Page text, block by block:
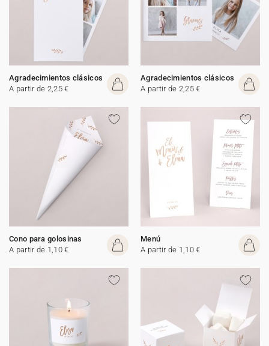
Agradecimientos clásicos
A partir de 2,25 €
Agradecimientos clásicos
A partir de 2,25 €
Cono para golosinas
A partir de 1,10 €
Menú
A partir de 1,10 €